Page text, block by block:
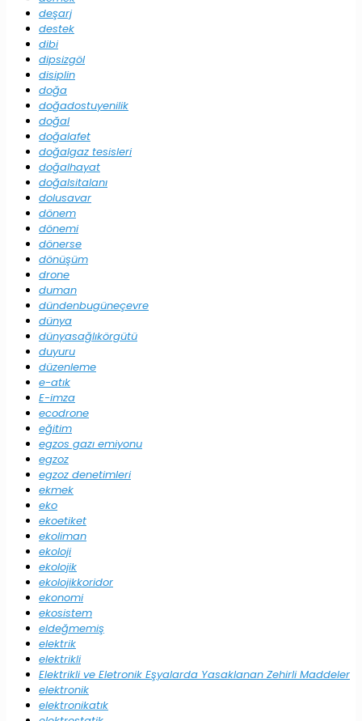
deşarj
destek
dibi
dipsizgöl
disiplin
doğa
doğadostuyenilik
doğal
doğalafet
doğalgaz tesisleri
doğalhayat
doğalsitalanı
dolusavar
dönem
dönemi
dönerse
dönüşüm
drone
duman
dündenbugüneçevre
dünya
dünyasağlıkörgütü
duyuru
düzenleme
e-atık
E-imza
ecodrone
eğitim
egzos gazı emiyonu
egzoz
egzoz denetimleri
ekmek
eko
ekoetiket
ekoliman
ekoloji
ekolojik
ekolojikkoridor
ekonomi
ekosistem
eldeğmemiş
elektrik
elektrikli
Elektrikli ve Eletronik Eşyalarda Yasaklanan Zehirli Maddeler
elektronik
elektronikatık